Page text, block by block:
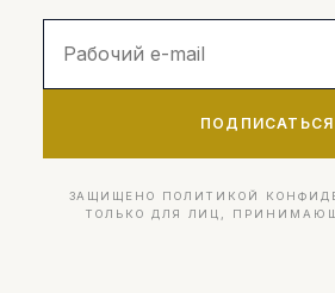
ПОДПИСАТЬСЯ
ЗАЩИЩЕНО ПОЛИТИКОЙ
ТОЛЬКО ДЛЯ ЛИЦ,